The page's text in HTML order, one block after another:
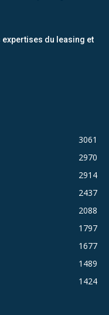
expertises du leasing et
3061
2970
2914
2437
2088
1797
1677
1489
1424